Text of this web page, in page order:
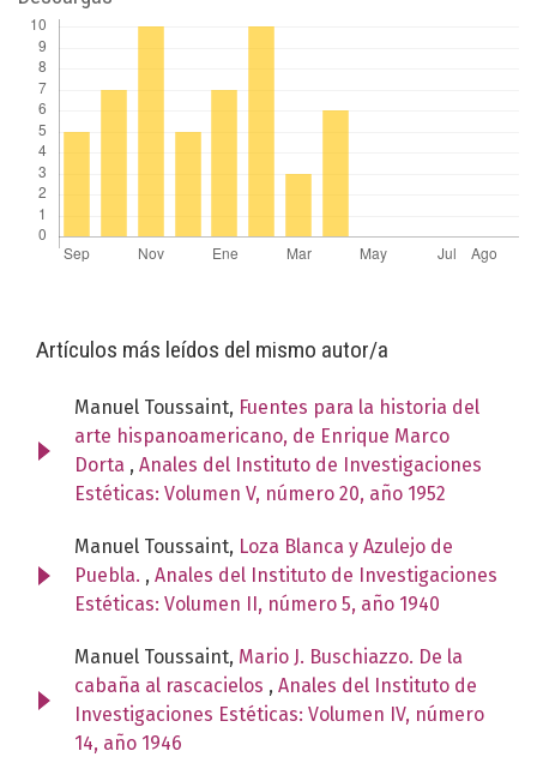
Artículos más leídos del mismo autor/a
Manuel Toussaint, Fuentes para la historia del
arte hispanoamericano, de Enrique Marco
Dorta , Anales del Instituto de Investigaciones
Estéticas: Volumen V, número 20, año 1952
Manuel Toussaint, Loza Blanca y Azulejo de
Puebla. , Anales del Instituto de Investigaciones
Estéticas: Volumen II, número 5, año 1940
Manuel Toussaint, Mario J. Buschiazzo. De la
cabaña al rascacielos , Anales del Instituto de
Investigaciones Estéticas: Volumen IV, número
14, año 1946